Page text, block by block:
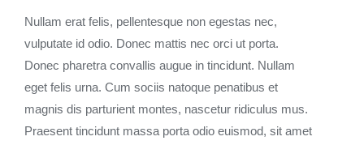
Nullam erat felis, pellentesque non egestas nec,
vulputate id odio. Donec mattis nec orci ut porta.
Donec pharetra convallis augue in tincidunt. Nullam
eget felis urna. Cum sociis natoque penatibus et
magnis dis parturient montes, nascetur ridiculus mus.
Praesent tincidunt massa porta odio euismod, sit amet